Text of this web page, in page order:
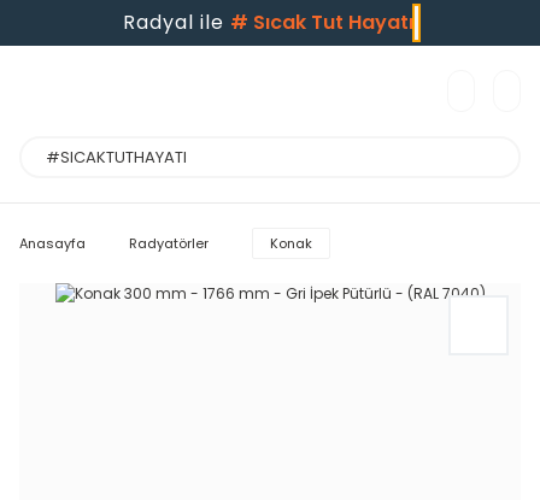
Radyal ile # Sıcak Tut Hayatı
Anasayfa Radyatörler Konak